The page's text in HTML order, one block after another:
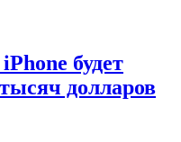
будет
долларов